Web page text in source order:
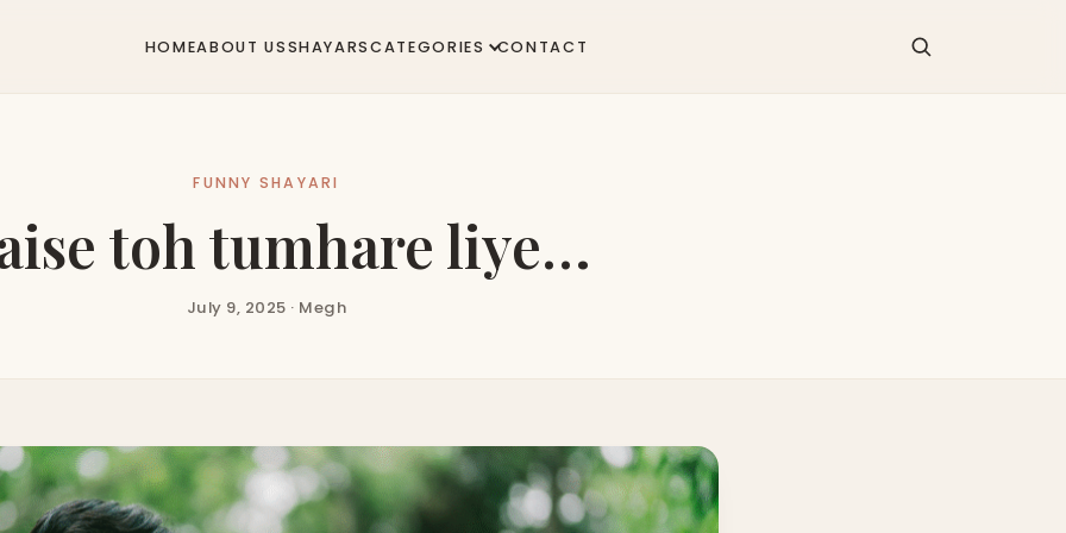
HOMEABOUT USSHAYARSCATEGORIES CONTACT
FUNNY SHAYARI
toh tumhare liye…
July 9, 2025 · Megh